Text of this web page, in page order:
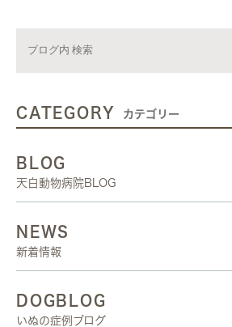
CATEGORY カテゴリー
BLOG
天白動物病院BLOG
NEWS
新着情報
DOGBLOG
いぬの症例ブログ